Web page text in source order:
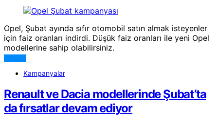
Opel, Şubat ayında sıfır otomobil satın almak isteyenler
için faiz oranları indirdi. Düşük faiz oranları ile yeni Opel
modellerine sahip olabilirsiniz.
DEVAMI
Kampanyalar
Renault ve Dacia modellerinde Şubat’ta
da fırsatlar devam ediyor